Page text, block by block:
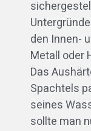
den Innen-
Metall oder
Das
Spachtels
seines
sollte man